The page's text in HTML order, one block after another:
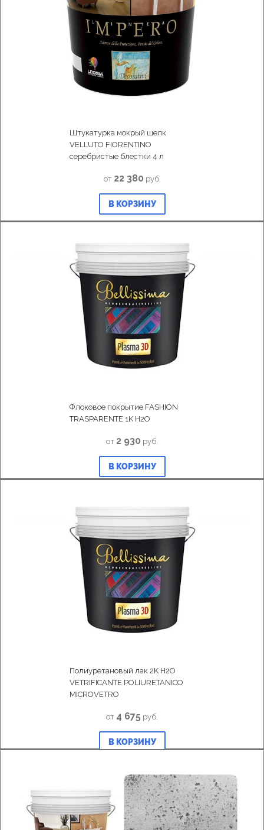
Штукатурка мокрый шелк
VELLUTO FIORENTINO
серебристые блестки 4 л
от 22 380 руб.
В КОРЗИНУ
Флоковое покрытие FASHION
TRASPARENTE 1K H2O
от 2 930 руб.
В КОРЗИНУ
Полиуретановый лак 2K H2O
VETRIFICANTE POLIURETANICO
MICROVETRO
от 4 675 руб.
В КОРЗИНУ